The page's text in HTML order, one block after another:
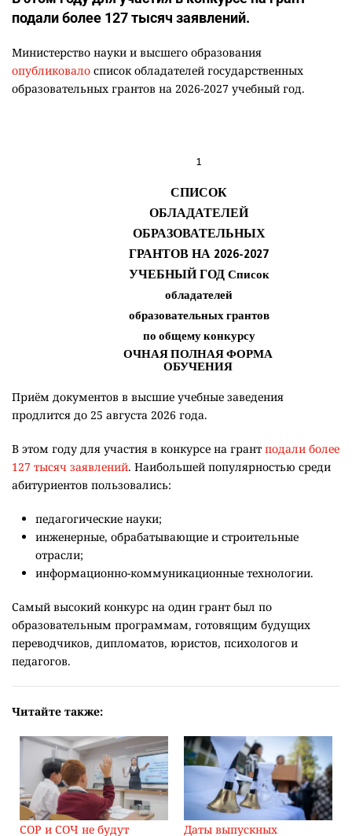
подали более 127 тысяч заявлений.
Министерство науки и высшего образования
опубликовало список обладателей государственных
образовательных грантов на 2026-2027 учебный год.
Приём документов в высшие учебные заведения
продлится до 25 августа 2026 года.
В этом году для участия в конкурсе на грант подали более
127 тысяч заявлений. Наибольшей популярностью среди
абитуриентов пользовались:
педагогические науки;
инженерные, обрабатывающие и строительные
отрасли;
информационно-коммуникационные технологии.
Самый высокий конкурс на один грант был по
образовательным программам, готовящим будущих
переводчиков, дипломатов, юристов, психологов и
педагогов.
Читайте также:
СОР и СОЧ не будут
Даты выпускных